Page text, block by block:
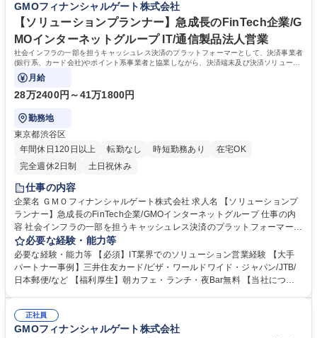
トグループ
成長性により飛躍的に成長している。日本のキャッシュレス決済比率は3
9.3%(2023年度).日本政府はこ2025年までに40%程度を目指す政策を打ち
出していることも追い風の一つ。 学歴・資格 学歴：大学院 大学 語学力：
資格：
GMOフィナンシャルゲート株式会社
【ソリューションプランナー】急成長のFinTech企業/G
MOインターネットグループ IT/通信製品法人営業
社会インフラの一部を担うキャッシュレス決済のプラットフォーマーとして、決済事業者
(銀行系、カード会社)やポイント系事業者と協業しながら、決済端末及び決済ソリューシ
ョンの導入提案をお任せします。
月給
28万2400円～41万1800円
勤務地
東京都渋谷区
年間休日120日以上
転勤なし 時短勤務あり
在宅OK
完全週休2日制
土日祝休み
仕事の内容
企業名 ＧＭＯフィナンシャルゲート株式会社 求人名 【ソリューションプ
ランナー】急成長のFinTech企業/GMOインターネットグループ 仕事の内
容 社会インフラの一部を担うキャッシュレス決済のプラットフォーマーと
して、決済事業者(銀行系、カード会社)やポイント系事業者と協業しなが
ら、決済端末及び決済ソリューションの導入提案をお任せします。 【業務
内容詳細】 ■大手アカウントに対する決済端末及び決済ソリューションの
導入 ■クレジットカード会社を中心としたアライアンス企業に対するビジ
ング 募集職種 【ソリューションプランナー】急成長のFinTech企業/GMO
インターネットグループ
必要な経験・能力等
必要な経験・能力等 【必須】IT業界でのソリューション営業経験 【大手
パートナー事例】三井住友カード/ビザ・ワールドワイド・ジャパン/JTB/
日本郵便/など 【福利厚生】朝カフェ・ランチ・夜Bar無料 【当社につい
ース。大手カード会社とのアライアンス×キャッシュレス市場成長性によ
り飛躍的に成長している。日本のキャッシュレス決済比率は39.3%(2023
正社員
GMOフィナンシャルゲート株式会社